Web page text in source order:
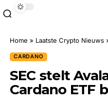
Home » Laatste Crypto Nieuws
CARDANO
SEC stelt
Cardano ETF